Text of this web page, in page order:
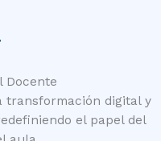
Docente
transformación digital y
el papel del